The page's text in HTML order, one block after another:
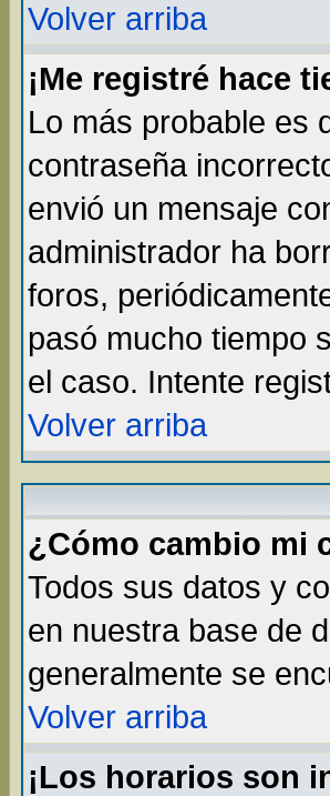
Volver arriba
¡Me registré hace
Lo más probable es
contraseña
envió un mensaje
administrador ha
foros,
pasó mucho tiempo
el caso. Intente
Volver arriba
¿Cómo cambio mi
Todos sus datos y
en nuestra base de
generalmente se
Volver arriba
¡Los horarios son